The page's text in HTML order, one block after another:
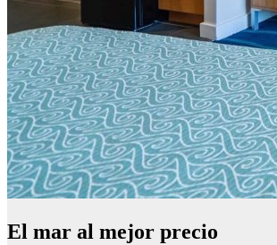
El mar al mejor precio